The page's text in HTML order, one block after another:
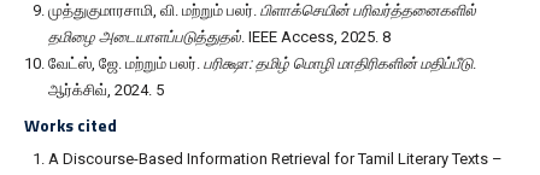
முத்துகுமாரசாமி, வி. மற்றும் பலர். பிளாக்செயின் பரிவர்த்தனைகளில்
தமிழை அடையாளப்படுத்துதல். IEEE Access, 2025. 8
வேட்ஸ், ஜே. மற்றும் பலர். பரிக்ஷா: தமிழ் மொழி மாதிரிகளின் மதிப்பீடு.
ஆர்க்சிவ், 2024. 5
Works cited
A Discourse-Based Information Retrieval for Tamil Literary Texts –